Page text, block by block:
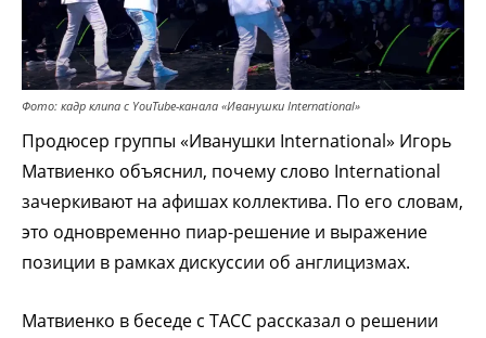
Фото: кадр клипа c YouTube-канала «Иванушки International»
Продюсер группы «Иванушки International» Игорь
Матвиенко объяснил, почему слово International
зачеркивают на афишах коллектива. По его словам,
это одновременно пиар-решение и выражение
позиции в рамках дискуссии об англицизмах.
Матвиенко в беседе с ТАСС рассказал о решении